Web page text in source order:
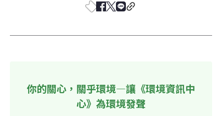
你的關心，關乎環境—讓《環境資訊中
心》為環境發聲